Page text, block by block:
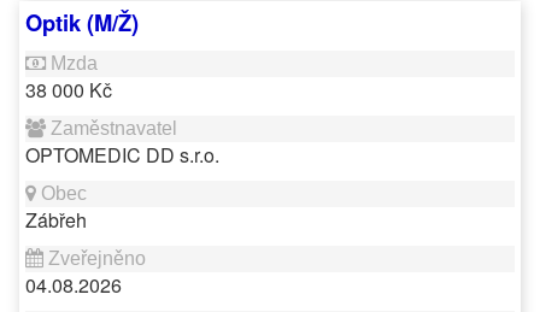
Optik (M/Ž)
38 000 Kč
OPTOMEDIC DD s.r.o.
Zábřeh
04.08.2026